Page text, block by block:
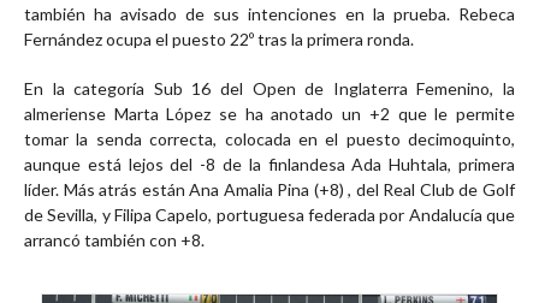
también ha avisado de sus intenciones en la prueba. Rebeca
Fernández ocupa el puesto 22º tras la primera ronda.
En la categoría Sub 16 del Open de Inglaterra Femenino, la
almeriense Marta López se ha anotado un +2 que le permite
tomar la senda correcta, colocada en el puesto decimoquinto,
aunque está lejos del -8 de la finlandesa Ada Huhtala, primera
líder. Más atrás están Ana Amalia Pina (+8) , del Real Club de Golf
de Sevilla, y Filipa Capelo, portuguesa federada por Andalucía que
arrancó también con +8.